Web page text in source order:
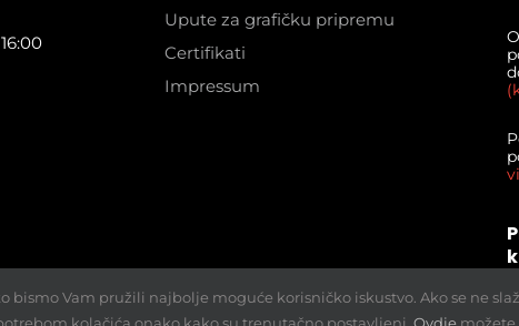
Upute za grafičku pripremu
Certifikati
Impressum
bismo Vam pružili najbolje moguće korisničko iskustvo. Ako se ne